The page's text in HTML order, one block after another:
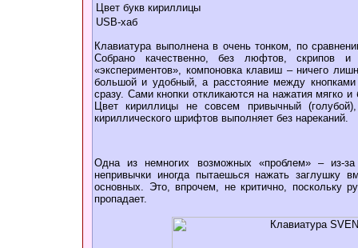
Цвет букв кириллицы
USB-хаб
Клавиатура выполнена в очень тонком, по
Собрано качественно, без люфтов, скрипов
«экспериментов», компоновка клавиш – ничего
большой и удобный, а расстояние между кнопками
сразу. Сами кнопки откликаются на нажатия мягко
Цвет кириллицы не совсем привычный
кириллического шрифтов выполняет без нареканий.
Одна из немногих возможных «проблем» – из-
непривычки иногда пытаешься нажать заглушку
основных. Это, впрочем, не критично, поскольку
пропадает.